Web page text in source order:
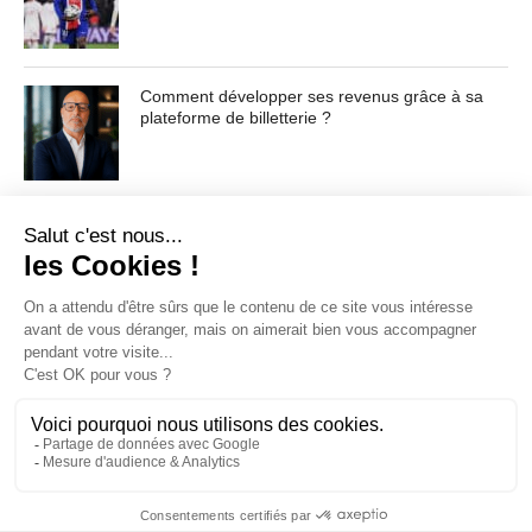
Contenu masqué de l'article... Lorem ipsum dolor sit
facilisis, vulputate magna at, pulvinar arcu. Maecenas
sollicitudin turpis a mauris ultrices, ac dignissim nunc
auctor. Aenean feugiat, odio in facilisis sollicitudin, augue
magna scelerisque sodales. Curabitur non fermentum
odio, vitae accumsan odio.
Comment développer ses revenus grâce à sa
plateforme de billetterie ?
Pour toute demande d'information ou de désabonnement :
CGU / CGV A PROPOS CONTACT